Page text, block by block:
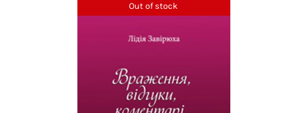
Out of stock